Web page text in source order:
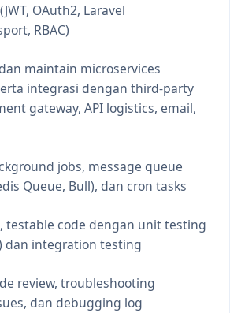
OAuth2, Laravel
RBAC)
maintain microservices
integrasi dengan third-party
gateway, API logistics, email,
jobs, message queue
Queue, Bull), dan cron tasks
testable code dengan unit testing
dan integration testing
review, troubleshooting
dan debugging log